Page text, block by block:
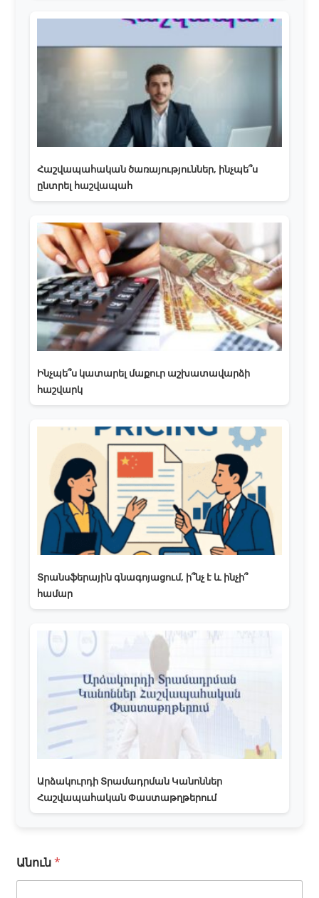
Հաշվապահական ծառայություններ, ինչպե՞ս
ընտրել հաշվապահ
Ինչպե՞ս կատարել մաքուր աշխատավարձի
հաշվարկ
Տրանսֆերային գնագոյացում, ի՞նչ է և ինչի՞
համար
Արձակուրդի Տրամադրման Կանոններ
Հաշվապահական Փաստաթղթերում
Անուն*